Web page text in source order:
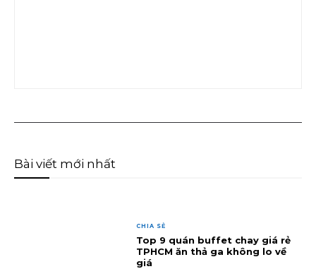
Bài viết mới nhất
CHIA SẺ
Top 9 quán buffet chay giá rẻ
TPHCM ăn thả ga không lo về
giá